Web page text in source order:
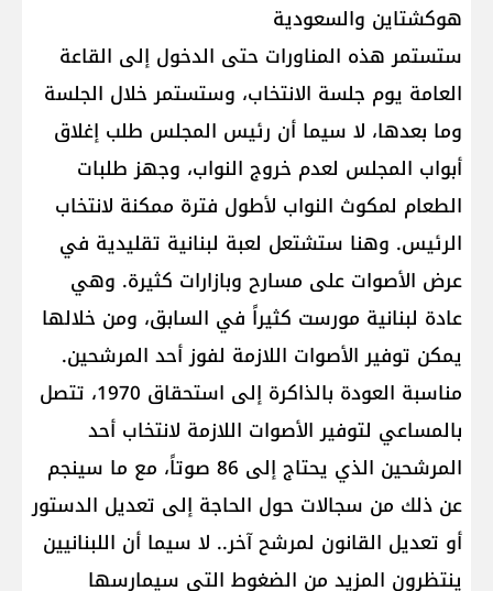
هوكشتاين والسعودية
ستستمر هذه المناورات حتى الدخول إلى القاعة
العامة يوم جلسة الانتخاب، وستستمر خلال الجلسة
وما بعدها، لا سيما أن رئيس المجلس طلب إغلاق
أبواب المجلس لعدم خروج النواب، وجهز طلبات
الطعام لمكوث النواب لأطول فترة ممكنة لانتخاب
الرئيس. وهنا ستشتعل لعبة لبنانية تقليدية في
عرض الأصوات على مسارح وبازارات كثيرة. وهي
عادة لبنانية مورست كثيراً في السابق، ومن خلالها
يمكن توفير الأصوات اللازمة لفوز أحد المرشحين.
مناسبة العودة بالذاكرة إلى استحقاق 1970، تتصل
بالمساعي لتوفير الأصوات اللازمة لانتخاب أحد
المرشحين الذي يحتاج إلى 86 صوتاً، مع ما سينجم
عن ذلك من سجالات حول الحاجة إلى تعديل الدستور
أو تعديل القانون لمرشح آخر.. لا سيما أن اللبنانيين
ينتظرون المزيد من الضغوط التي سيمارسها